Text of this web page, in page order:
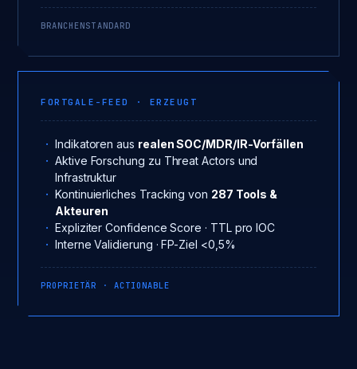
BRANCHENSTANDARD
FORTGALE-FEED · ERZEUGT
Indikatoren aus realen SOC/MDR/IR-Vorfällen
Aktive Forschung zu Threat Actors und
Infrastruktur
Kontinuierliches Tracking von 287 Tools &
Akteuren
Expliziter Confidence Score · TTL pro IOC
Interne Validierung · FP-Ziel <0,5%
PROPRIETÄR · ACTIONABLE